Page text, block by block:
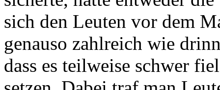
sich den Leuten vor dem
genauso zahlreich wie
dass es teilweise schwer